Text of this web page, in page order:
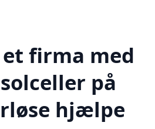
firma med
på
hjælpe